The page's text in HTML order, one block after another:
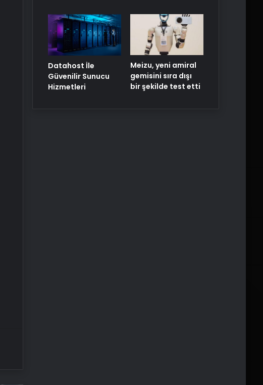
Datahost İle
Güvenilir Sunucu
Hizmetleri
Meizu, yeni amiral
gemisini sıra dışı
bir şekilde test etti